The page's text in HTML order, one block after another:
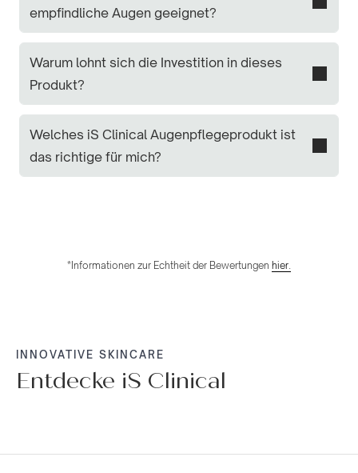
empfindliche Augen geeignet?
Warum lohnt sich die Investition in dieses
Produkt?
Welches iS Clinical Augenpflegeprodukt ist
das richtige für mich?
*Informationen zur Echtheit der Bewertungen hier.
INNOVATIVE SKINCARE
Entdecke iS Clinical
NACHT
➜ SEREN
TAGES
ALLE